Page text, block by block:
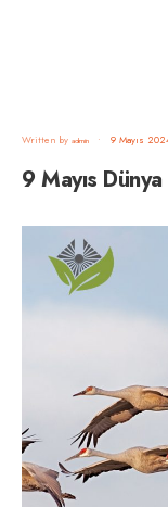
Written by admin • 9 Mayıs
9 Mayıs